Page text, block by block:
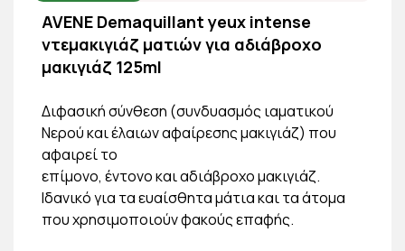
AVENE Demaquillant yeux intense
ντεμακιγιάζ ματιών για αδιάβροχο
μακιγιάζ 125ml
Διφασική σύνθεση (συνδυασμός ιαματικού
Νερού και έλαιων αφαίρεσης μακιγιάζ) που
αφαιρεί το
επίμονο, έντονο και αδιάβροχο μακιγιάζ.
Ιδανικό για τα ευαίσθητα μάτια και τα άτομα
που χρησιμοποιούν φακούς επαφής.